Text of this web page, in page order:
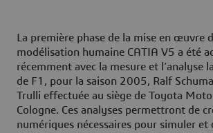
La première phase de la mise en œuvre
modélisation humaine CATIA V5 a été
récemment avec la mesure et l’analyse
de F1, pour la saison 2005, Ralf
Trulli effectuée au siège de Toyota
Cologne. Ces analyses permettront de
numériques nécessaires pour simuler